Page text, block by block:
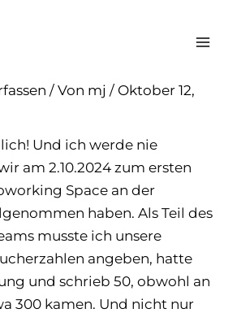
Coworking Radolfzell
/ Von mj/ Oktober 12,
Und ich werde nie
am 2.10.2024 zum ersten
Space an der
haben. Als Teil des
musste ich unsere
angeben, hatte
und schrieb 50, obwohl an
300 kamen. Und nicht nur